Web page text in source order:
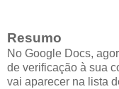
Resumo
No Google Docs,
de verificação à sua
vai aparecer na lista